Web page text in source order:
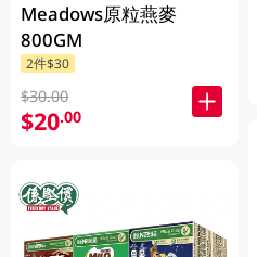
Meadows原粒燕麥
800GM
2件$30
$30.00
$20.00